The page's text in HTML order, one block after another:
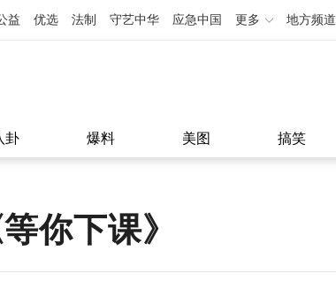
益 优选 法制 守艺中华 应急中国 更多 地方频道
卦 爆料 美图 搞笑
你下课》